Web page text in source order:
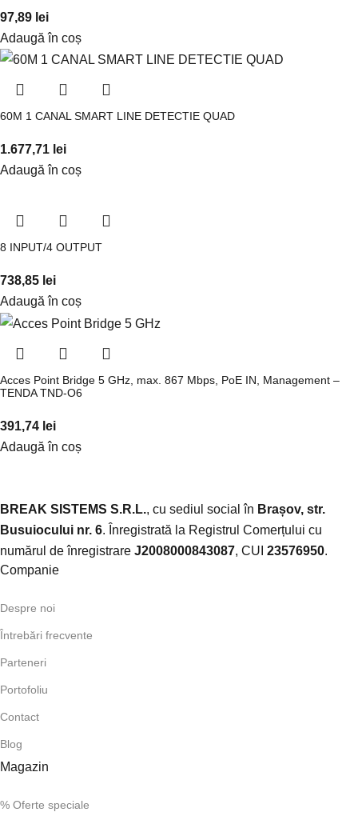
97,89 lei
Adaugă în coș
60M 1 CANAL SMART LINE DETECTIE QUAD
1.677,71 lei
Adaugă în coș
8 INPUT/4 OUTPUT
738,85 lei
Adaugă în coș
Acces Point Bridge 5 GHz, max. 867 Mbps, PoE IN, Management –
TENDA TND-O6
391,74 lei
Adaugă în coș
BREAK SISTEMS S.R.L., cu sediul social în Brașov, str.
Busuiocului nr. 6. Înregistrată la Registrul Comerțului cu
numărul de înregistrare J2008000843087, CUI 23576950.​
Companie
Despre noi
Întrebări frecvente
Parteneri
Portofoliu
Contact
Blog
Magazin
% Oferte speciale